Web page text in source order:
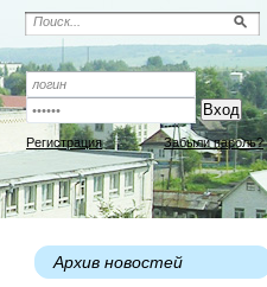
Регистрация Забыли пароль?
Архив новостей